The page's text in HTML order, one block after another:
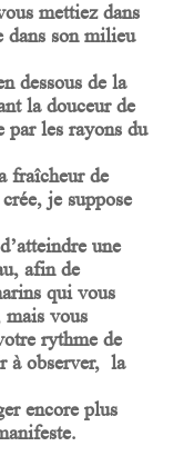
mettiez dans
dans son milieu
dessous de la
la douceur de
par les rayons du
fraîcheur de
je suppose
une
afin de
qui vous
mais vous
rythme de
à observer, la
encore plus